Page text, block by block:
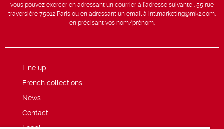
vous pouvez exercer en adressant un courrier à l’adresse suivante : 55 rue
traversière 75012 Paris ou en adressant un email à intlmarketing@mk2.com,
en précisant vos nom/prénom.
Line up
French collections
News
Contact
Legal